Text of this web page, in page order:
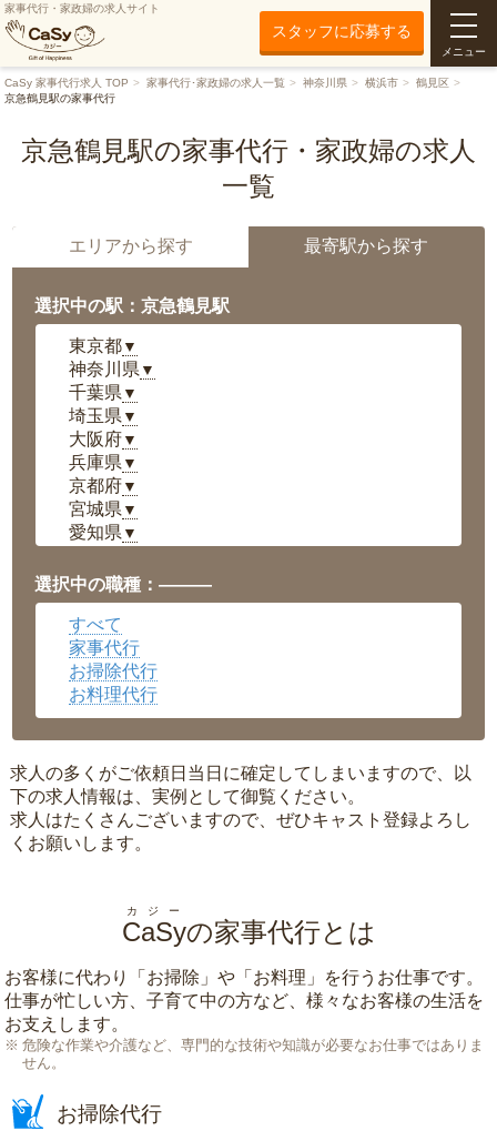
家事代行・家政婦の求人サイト
スタッフに応募する
メニュー
CaSy 家事代行求人 TOP 家事代行･家政婦の求人一覧 神奈川県 横浜市
鶴見区
京急鶴見駅の家事代行
京急鶴見駅の家事代行・家政婦の求人
一覧
エリアから探す 最寄駅から探す
選択中の駅：京急鶴見駅
東京都▼
神奈川県 ▼
千葉県 ▼
埼玉県 ▼
大阪府▼
兵庫県 ▼
京都府▼
宮城県 ▼
愛知県 ▼
岡山県▼
広島県▼
沖縄県
選択中の職種：———
すべて
家事代行
お掃除代行
お料理代行
求人の多くがご依頼日当日に確定してしまいますので、以
下の求人情報は、実例として御覧ください。
求人はたくさんございますので、ぜひキャスト登録よろし
くお願いします。
CaSy
カジー
の家事代行とは
お客様に代わり「 お掃除 」や「 お料理 」を行うお仕事です。
仕事が忙しい方、子育て中の方など、様々なお客様の生活を
お支えします。
危険な作業や介護など、専門的な技術や知識が必要なお仕事ではありま
せん。
お掃除代行